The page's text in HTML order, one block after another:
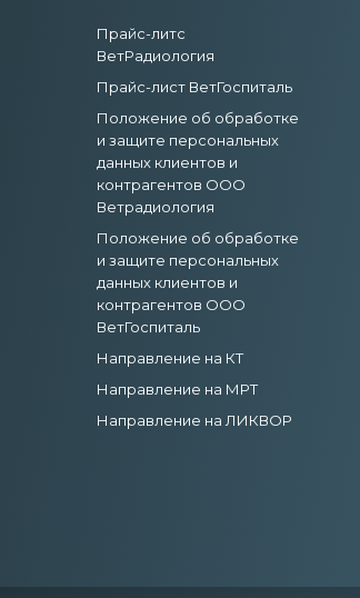
Прайс-литс
ВетРадиология
Прайс-лист ВетГоспиталь
Положение об обработке
и защите персональных
данных клиентов и
контрагентов ООО
Ветрадиология
Положение об обработке
и защите персональных
данных клиентов и
контрагентов ООО
ВетГоспиталь
Направление на КТ
Направление на МРТ
Направление на ЛИКВОР